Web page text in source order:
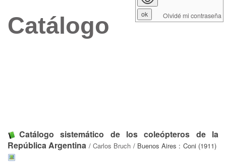
Catálogo
Catálogo sistemático de los coleópteros de la
República Argentina / Carlos Bruch / Buenos Aires : Coni (1911)
Olvidé mi contraseña